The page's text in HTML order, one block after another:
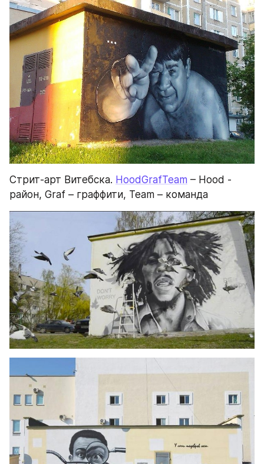
Стрит-арт Витебска. HoodGrafTeam – Hood -
район, Graf – граффити, Team – команда